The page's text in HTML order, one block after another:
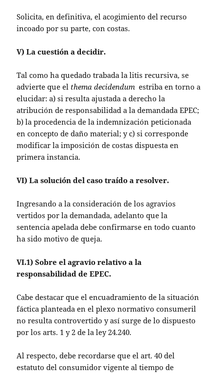
Solicita, en definitiva, el acogimiento del recurso
incoado por su parte, con costas.
V) La cuestión a decidir.
Tal como ha quedado trabada la litis recursiva, se
advierte que el thema decidendum estriba en torno a
elucidar: a) si resulta ajustada a derecho la
atribución de responsabilidad a la demandada EPEC;
b) la procedencia de la indemnización peticionada
en concepto de daño material; y c) si corresponde
modificar la imposición de costas dispuesta en
primera instancia.
VI) La solución del caso traído a resolver.
Ingresando a la consideración de los agravios
vertidos por la demandada, adelanto que la
sentencia apelada debe confirmarse en todo cuanto
ha sido motivo de queja.
VI.1) Sobre el agravio relativo a la
responsabilidad de EPEC.
Cabe destacar que el encuadramiento de la situación
fáctica planteada en el plexo normativo consumeril
no resulta controvertido y así surge de lo dispuesto
por los arts. 1 y 2 de la ley 24.240.
Al respecto, debe recordarse que el art. 40 del
estatuto del consumidor vigente al tiempo de